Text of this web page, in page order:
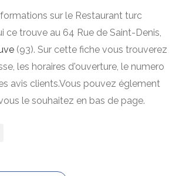
sur le Restaurant turc
ce trouve au 64 Rue de Saint-Denis,
(93). Sur cette fiche vous trouverez
les horaires d'ouverture, le numero
avis clients.Vous pouvez églement
le souhaitez en bas de page.